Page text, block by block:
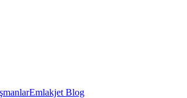
Emlakjet Blog